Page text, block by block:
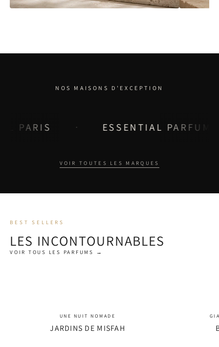
NOS MAISONS D'EXCEPTION
· ESSENTIAL PARFUMS ·
VOIR TOUTES LES MARQUES
BEST SELLERS
LES INCONTOURNABLES
VOIR TOUS LES PARFUMS →
UNE NUIT NOMADE
JARDINS DE MISFAH